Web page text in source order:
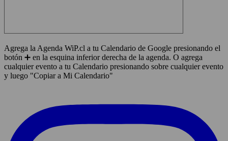
Agrega la Agenda WiP.cl a tu Calendario de Google presionando el
botón ➕ en la esquina inferior derecha de la agenda. O agrega
cualquier evento a tu Calendario presionando sobre cualquier evento
y luego "Copiar a Mi Calendario"